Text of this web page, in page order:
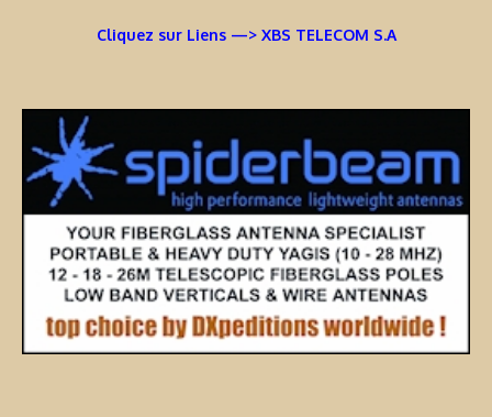
Cliquez sur Liens —> XBS TELECOM S.A